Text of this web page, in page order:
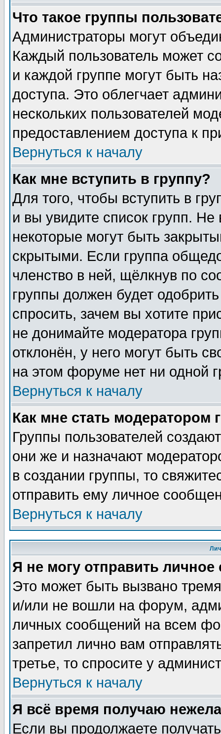
Что такое группы
Администраторы могут
Каждый пользователь может
и каждой группе могут быть
доступа. Это облегчает
нескольких пользователей
предоставлением доступа к
Вернуться к началу
Как мне вступить в группу?
Для того, чтобы вступить в
и вы увидите список групп.
некоторые могут быть
скрытыми. Если группа
членство в ней, щёлкнув по
группы должен будет
спросить, зачем вы хотите
не донимайте модератора
отклонён, у него могут быть
на этом форуме нет ни одной
Вернуться к началу
Как мне стать модератором
Группы пользователей
они же и назначают
в создании группы, то
отправить ему личное
Вернуться к началу
Я не могу отправить
Это может быть вызвано
и/или не вошли на форум,
личных сообщений на всем
запретил лично вам
третье, то спросите у
Вернуться к началу
Я всё время получаю
Если вы продолжаете